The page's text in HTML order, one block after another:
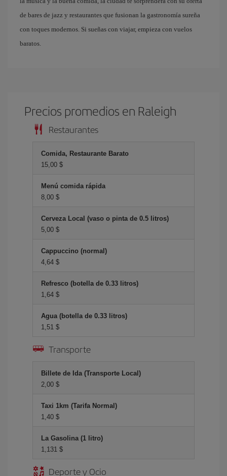
de bares de jazz y restaurantes que fusionan la gastronomía sureña
con toques modernos. Si sueñas con viajar, empieza con vuelos
baratos.
Precios promedios en Raleigh
Restaurantes
Comida, Restaurante Barato
15,00 $
Menú comida rápida
8,00 $
Cerveza Local (vaso o pinta de 0.5 litros)
5,00 $
Cappuccino (normal)
4,64 $
Refresco (botella de 0.33 litros)
1,64 $
Agua (botella de 0.33 litros)
1,51 $
Transporte
Billete de Ida (Transporte Local)
2,00 $
Taxi 1km (Tarifa Normal)
1,40 $
La Gasolina (1 litro)
1,131 $
Deporte y Ocio